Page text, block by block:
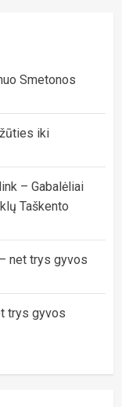
Smetonos
iki
– Gabalėliai
Taškento
net trys gyvos
trys gyvos